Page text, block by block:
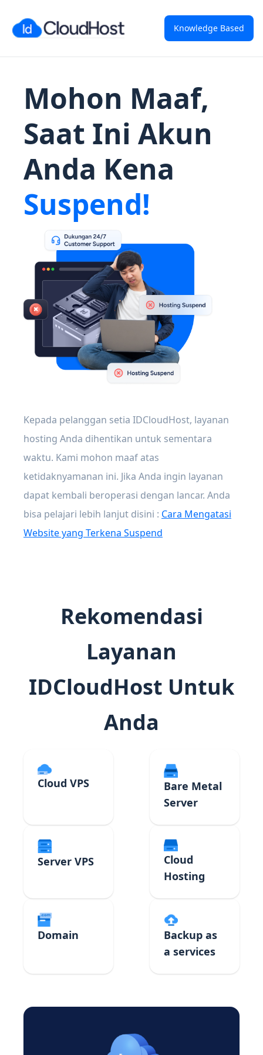
Knowledge Based
Mohon Maaf,
Saat Ini Akun
Anda Kena
Suspend!
Kepada pelanggan setia IDCloudHost, layanan
hosting Anda dihentikan untuk sementara
waktu. Kami mohon maaf atas
ketidaknyamanan ini. Jika Anda ingin layanan
dapat kembali beroperasi dengan lancar. Anda
bisa pelajari lebih lanjut disini : Cara Mengatasi
Website yang Terkena Suspend
Rekomendasi
Layanan
IDCloudHost Untuk
Anda
Cloud VPS
Bare Metal
Server
Server VPS
Cloud
Hosting
Domain
Backup as
a services